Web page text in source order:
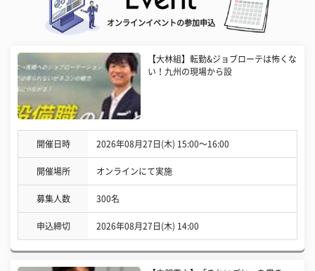
オンラインイベントの参加申込
【大林組】転勤&ジョブローテは怖くな
い！九州の現場から設
開催日時 2026年08月27日(木) 15:00〜16:00
開催場所 オンラインにて実施
募集人数 300名
申込締切 2026年08月27日(木) 14:00